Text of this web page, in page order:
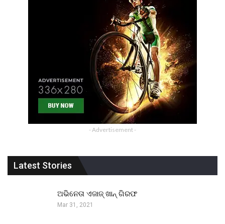
- Advertisement -
Latest Stories
ଅଭିନେତା ଏଜାଜ୍ ଖାନ୍ ଗିରଫ
Mar 31, 2021